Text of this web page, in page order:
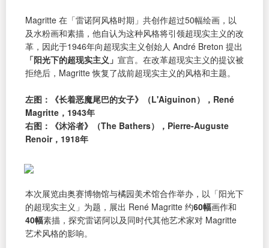
Magritte 在「雷诺阿风格时期」共创作超过50幅绘画，以
及水粉画和素描，他自认为这种风格将引领超现实主义的改
革，因此于1946年向超现实主义创始人 André Breton 提出
「阳光下的超现实主义」 宣言。在改革超现实主义的提议被
拒绝后，Magritte 恢复了战前超现实主义的风格和主题。
左图：《长着恶魔尾巴的女子》（L'Aiguinon），René
Magritte，1943年
右图：《沐浴者》（The Bathers），Pierre-Auguste
Renoir，1918年
本次展览由奥赛博物馆与橘园美术馆合作举办，以「阳光下
的超现实主义」为题，展出 René Magritte 约60幅画作和
40幅素描，探究雷诺阿以及同时代其他艺术家对 Magritte
艺术风格的影响。